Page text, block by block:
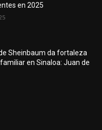
en 2025
Sheinbaum da fortaleza
en Sinaloa: Juan de